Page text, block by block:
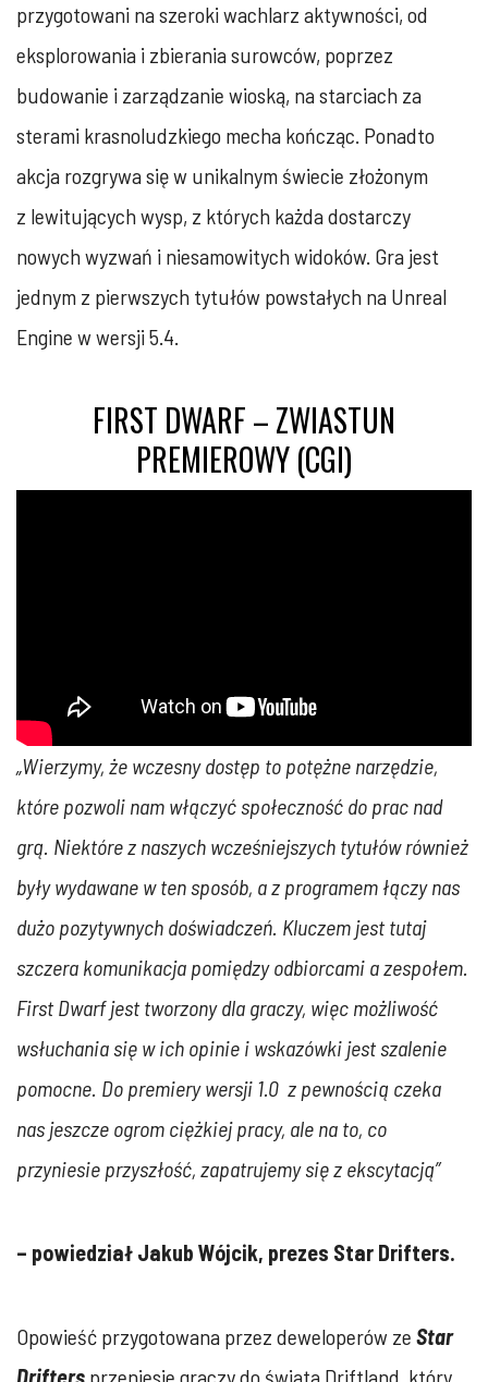
przygotowani na szeroki wachlarz aktywności, od
eksplorowania i zbierania surowców, poprzez
budowanie i zarządzanie wioską, na starciach za
sterami krasnoludzkiego mecha kończąc. Ponadto
akcja rozgrywa się w unikalnym świecie złożonym
z lewitujących wysp, z których każda dostarczy
nowych wyzwań i niesamowitych widoków. Gra jest
jednym z pierwszych tytułów powstałych na Unreal
Engine w wersji 5.4.
FIRST DWARF – ZWIASTUN
PREMIEROWY (CGI)
„Wierzymy, że wczesny dostęp to potężne narzędzie,
które pozwoli nam włączyć społeczność do prac nad
grą. Niektóre z naszych wcześniejszych tytułów również
były wydawane w ten sposób, a z programem łączy nas
dużo pozytywnych doświadczeń. Kluczem jest tutaj
szczera komunikacja pomiędzy odbiorcami a zespołem.
First Dwarf jest tworzony dla graczy, więc możliwość
wsłuchania się w ich opinie i wskazówki jest szalenie
pomocne. Do premiery wersji 1.0 z pewnością czeka
nas jeszcze ogrom ciężkiej pracy, ale na to, co
przyniesie przyszłość, zapatrujemy się z ekscytacją”
– powiedział Jakub Wójcik, prezes Star Drifters.
Opowieść przygotowana przez deweloperów ze Star
Drifters przeniesie graczy do świata Driftland, który